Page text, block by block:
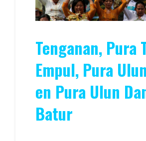
Tenganan, Pura
Empul, Pura
en Pura Ulun
Batur